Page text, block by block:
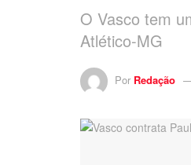
O Vasco tem
Atlético-MG
Por Redação